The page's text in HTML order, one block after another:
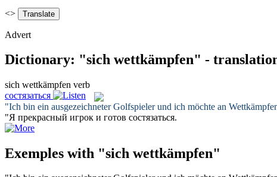
<>
Advert
Dictionary: "sich wettkämpfen" -
sich wettkämpfen verb
состязаться
"Ich bin ein ausgezeichneter Golfspieler und ich möchte an
"Я прекрасный игрок и готов состязаться.
Exemples with "sich wettkämpfen"